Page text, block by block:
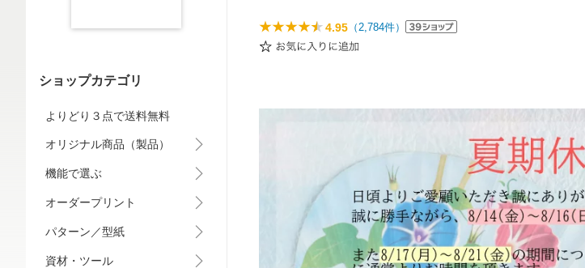
ショップカテゴリ
よりどり３点で送料無料
オリジナル商品（製品）
機能で選ぶ
オーダープリント
パターン／型紙
資材・ツール
4.95 （2,784件）